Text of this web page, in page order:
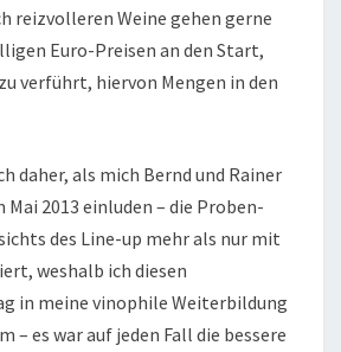
reizvolleren Weine gehen gerne
Euro-Preisen an den Start,
verführt, hiervon Mengen in den
daher, als mich Bernd und Rainer
Mai 2013 einluden – die Proben-
des Line-up mehr als nur mit
weshalb ich diesen
in meine vinophile Weiterbildung
– es war auf jeden Fall die bessere